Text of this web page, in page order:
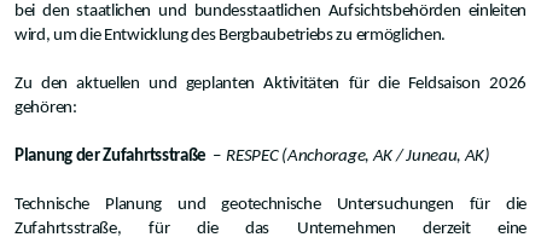
bei den staatlichen und bundesstaatlichen Aufsichtsbehörden einleiten
wird, um die Entwicklung des Bergbaubetriebs zu ermöglichen.
Zu den aktuellen und geplanten Aktivitäten für die Feldsaison 2026
gehören:
Planung der Zufahrtsstraße – RESPEC (Anchorage, AK / Juneau, AK)
Technische Planung und geotechnische Untersuchungen für die
Zufahrtsstraße, für die das Unternehmen derzeit eine